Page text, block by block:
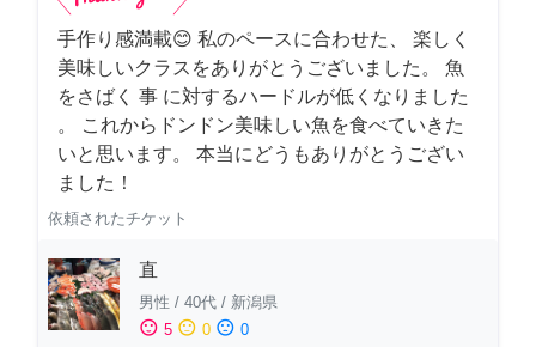
手作り感満載😊 私のペースに合わせた、 楽しく
美味しいクラスをありがとうございました。 魚
をさばく 事 に対するハードルが低くなりました
。 これからドンドン美味しい魚を食べていきた
いと思います。 本当にどうもありがとうござい
ました！
依頼されたチケット
直
男性 / 40代 / 新潟県
sentiment_satisfied 5 sentiment_neutral 0 sentiment_dissatisfied 0